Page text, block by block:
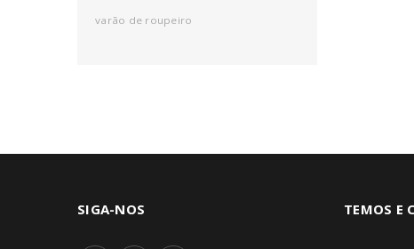
varão de roupeiro
SIGA-NOS TEMOS E